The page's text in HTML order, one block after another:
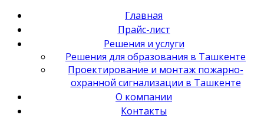
Главная
Прайс-лист
Решения и услуги
Решения для образования в Ташкенте
Проектирование и монтаж пожарно-
охранной сигнализации в Ташкенте
О компании
Контакты